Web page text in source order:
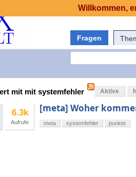
Fragen
mit mit systemfehler Aktive
6.3k
Aufrufe
[meta] Woher
meta systemfehler punkte
Willkommen,